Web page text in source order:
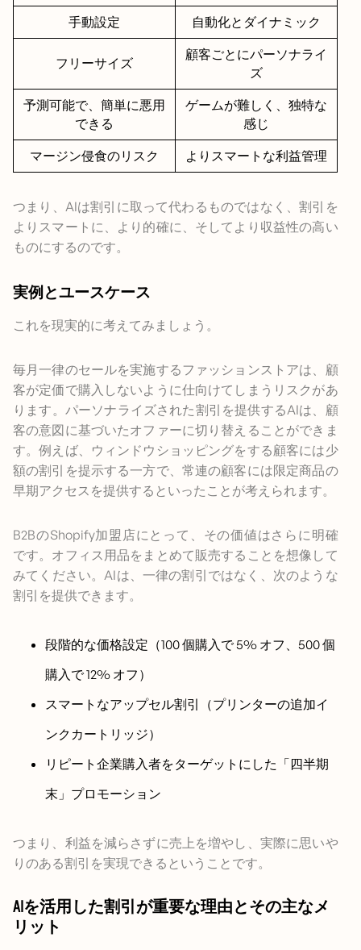
手動設定 自動化とダイナミック
フリーサイズ
顧客ごとにパーソナライ
ズ
予測可能で、簡単に悪用
できる
ゲームが難しく、独特な
感じ
マージン侵食のリスク
よりスマートな利益管理
つまり、AIは割引に取って代わるものではなく、割引を
よりスマートに、より的確に、そしてより収益性の高い
ものにするのです。
実例とユースケース
これを現実的に考えてみましょう。
毎月一律のセールを実施するファッションストアは、顧
客が定価で購入しないように仕向けてしまうリスクがあ
ります。パーソナライズされた割引を提供するAIは、顧
客の意図に基づいたオファーに切り替えることができま
す。例えば、ウィンドウショッピングをする顧客には少
額の割引を提示する一方で、常連の顧客には限定商品の
早期アクセスを提供するといったことが考えられます。
B2BのShopify加盟店にとって、その価値はさらに明確
です。オフィス用品をまとめて販売することを想像して
みてください。AIは、一律の割引ではなく、次のような
割引を提供できます。
段階的な価格設定（100 個購入で 5% オフ、500 個
購入で 12% オフ）
スマートなアップセル割引（プリンターの追加イ
ンクカートリッジ）
リピート企業購入者をターゲットにした「四半期
末」プロモーション
つまり、利益を減らさずに売上を増やし、実際に思いや
りのある割引を実現できるということです。
AIを活用した割引が重要な理由とその主なメ
リット